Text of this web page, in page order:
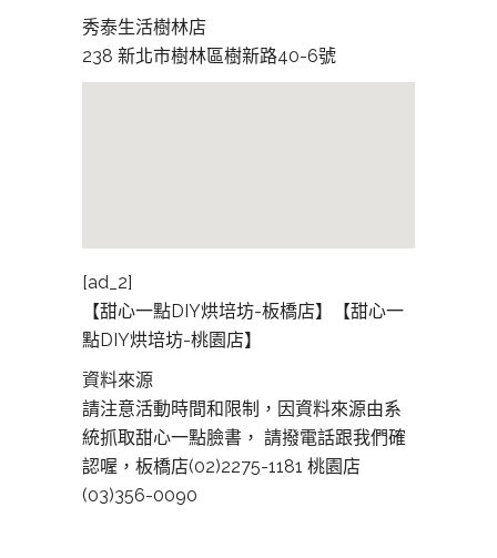
秀泰生活樹林店
238 新北市樹林區樹新路40-6號
[ad_2]
【甜心一點DIY烘培坊-板橋店】【甜心一
點DIY烘培坊-桃園店】
資料來源
請注意活動時間和限制，因資料來源由系
統抓取甜心一點臉書， 請撥電話跟我們確
認喔，板橋店(02)2275-1181 桃園店
(03)356-0090